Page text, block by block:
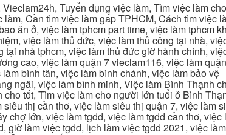
Tuyển dụng việc làm, Tìm việc làm
Cần tìm việc làm gấp TPHCM, Cách tìm việc
ăn ở, việc làm tphcm part time, việc làm tphcm
việc làm thủ đức, việc làm thủ công tại nhà,
nhà tphcm, việc làm thủ đức giờ hành chính,
cao, việc làm quận 7 vieclam116, việc làm
bình tân, việc làm bình chánh, việc làm bảo vệ
ngãi, việc làm bình minh, Việc làm Bình Thạnh
tốt, Tìm việc làm cho người lớn tuổi ở Bình
thị cần thơ, việc làm siêu thị quận 7, việc làm
lớn, việc làm tgdd, việc làm tgdd cần thơ,
làm việc tgdd, lịch làm việc tgdd 2021, việc